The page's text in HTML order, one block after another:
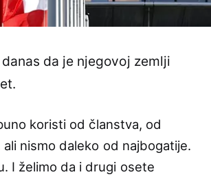
da je njegovoj zemlji
koristi od članstva, od
nismo daleko od najbogatije.
I želimo da i drugi osete